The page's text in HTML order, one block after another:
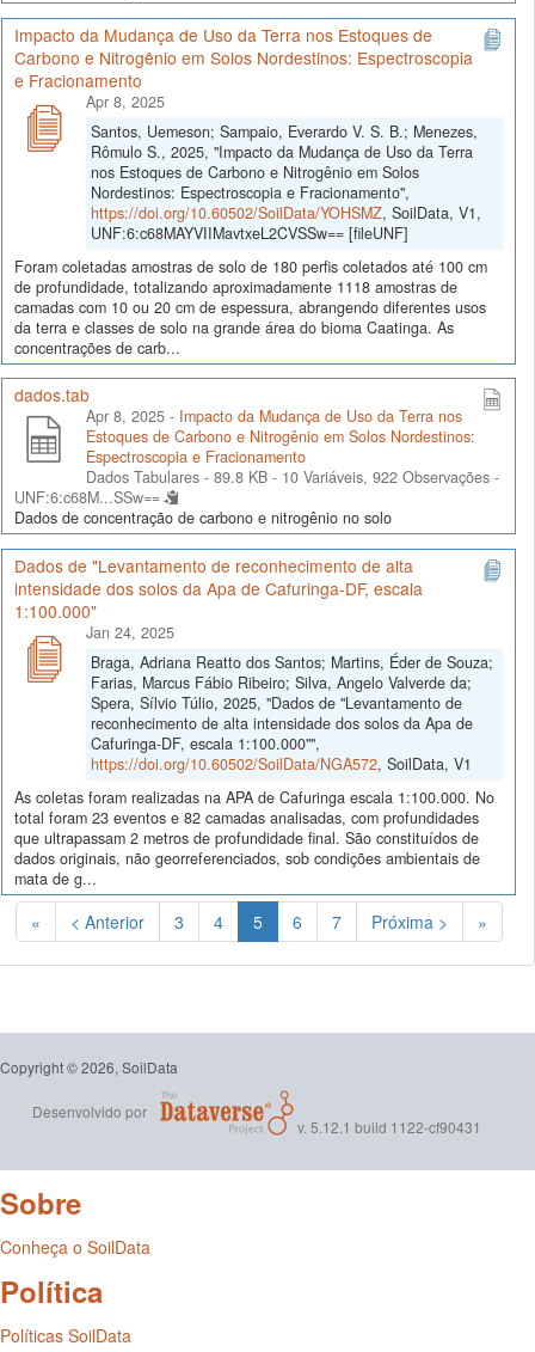
Impacto da Mudança de Uso da Terra nos Estoques de
Carbono e Nitrogênio em Solos Nordestinos: Espectroscopia
e Fracionamento
Apr 8, 2025
Santos, Uemeson; Sampaio, Everardo V. S. B.; Menezes,
Rômulo S., 2025, "Impacto da Mudança de Uso da Terra
nos Estoques de Carbono e Nitrogênio em Solos
Nordestinos: Espectroscopia e Fracionamento",
https://doi.org/10.60502/SoilData/YOHSMZ, SoilData, V1,
UNF:6:c68MAYVIIMavtxeL2CVSSw== [fileUNF]
Foram coletadas amostras de solo de 180 perfis coletados até 100 cm
de profundidade, totalizando aproximadamente 1118 amostras de
camadas com 10 ou 20 cm de espessura, abrangendo diferentes usos
da terra e classes de solo na grande área do bioma Caatinga. As
concentrações de carb...
dados.tab
Apr 8, 2025 - Impacto da Mudança de Uso da Terra nos
Estoques de Carbono e Nitrogênio em Solos Nordestinos:
Espectroscopia e Fracionamento
Dados Tabulares - 89.8 KB - 10 Variáveis, 922 Observações -
UNF:6:c68M...SSw==
Dados de concentração de carbono e nitrogênio no solo
Dados de "Levantamento de reconhecimento de alta
intensidade dos solos da Apa de Cafuringa-DF, escala
1:100.000"
Jan 24, 2025
Braga, Adriana Reatto dos Santos; Martins, Éder de Souza;
Farias, Marcus Fábio Ribeiro; Silva, Angelo Valverde da;
Spera, Sílvio Túlio, 2025, "Dados de "Levantamento de
reconhecimento de alta intensidade dos solos da Apa de
Cafuringa-DF, escala 1:100.000"",
https://doi.org/10.60502/SoilData/NGA572, SoilData, V1
As coletas foram realizadas na APA de Cafuringa escala 1:100.000. No
total foram 23 eventos e 82 camadas analisadas, com profundidades
que ultrapassam 2 metros de profundidade final. São constituídos de
dados originais, não georreferenciados, sob condições ambientais de
mata de g...
« < Anterior 3 4 5(Atual)
6 7 Próxima > »
Copyright © 2026, SoilData
Desenvolvido por
v. 5.12.1 build 1122-cf90431
Sobre
Conheça o SoilData
Política
Políticas SoilData